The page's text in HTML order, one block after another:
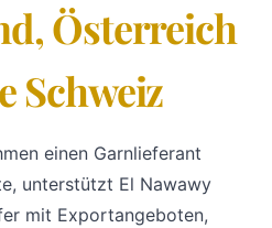
Österreich
Schweiz
einen Garnlieferant
unterstützt El Nawawy
mit Exportangeboten,